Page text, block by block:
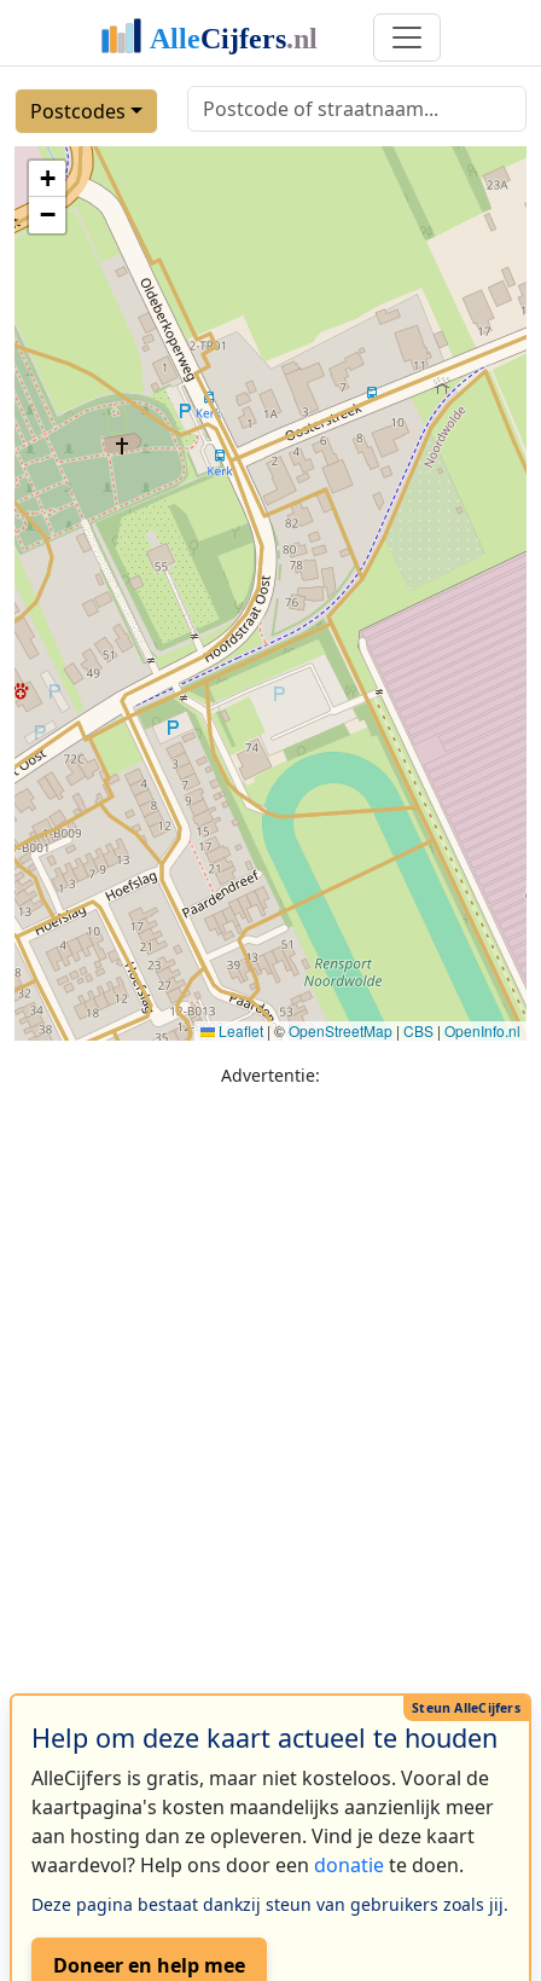
Postcodes
+
−
Leaflet |©OpenStreetMap | CBS | OpenInfo.nl
Advertentie:
Help om deze kaart actueel te houden
AlleCijfers is gratis, maar niet kosteloos. Vooral de
kaartpagina's kosten maandelijks aanzienlijk meer
aan hosting dan ze opleveren. Vind je deze kaart
waardevol? Help ons door een donatiete doen.
Deze pagina bestaat dankzij steun van gebruikers zoals jij.
Doneer en help mee